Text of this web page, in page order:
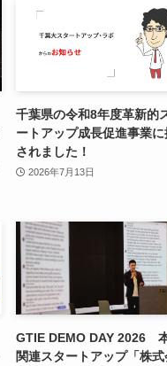
千葉県の令和8年度⾰新的
ートアップ成⻑促進事業に
されました！
2026年7月13日
GTIE DEMO DAY 2026
関連スタートアップ「株式